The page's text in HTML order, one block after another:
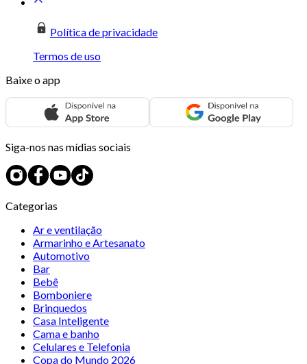
Política de privacidade
Termos de uso
Baixe o app
Siga-nos nas mídias sociais
Categorias
Ar e ventilação
Armarinho e Artesanato
Automotivo
Bar
Bebê
Bomboniere
Brinquedos
Casa Inteligente
Cama e banho
Celulares e Telefonia
Copa do Mundo 2026